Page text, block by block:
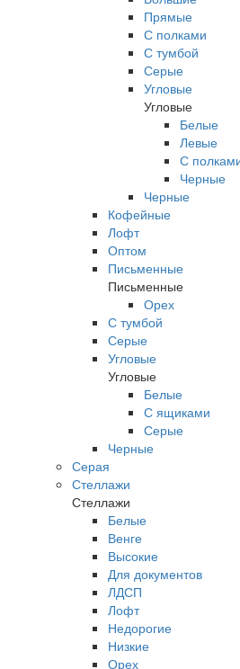
Прямые
С полками
С тумбой
Серые
Угловые
Угловые
Белые
Левые
С
Черные
Черные
Кофейные
Лофт
Оптом
Письменные
Письменные
Орех
С тумбой
Серые
Угловые
Угловые
Белые
С ящиками
Серые
Черные
Серая
Стеллажи
Стеллажи
Белые
Венге
Высокие
Для документов
ЛДСП
Лофт
Недорогие
Низкие
Орех